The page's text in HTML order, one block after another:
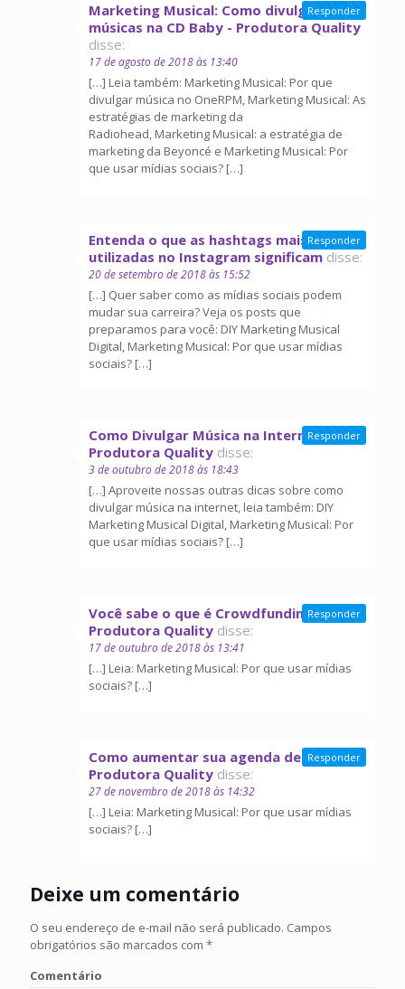
Marketing Musical: Como divulgar
músicas na CD Baby - Produtora Quality
disse:
17 de agosto de 2018 às 13:40
[…] Leia também: Marketing Musical: Por que
divulgar música no OneRPM, Marketing Musical: As
estratégias de marketing da
Radiohead, Marketing Musical: a estratégia de
marketing da Beyoncé e Marketing Musical: Por
que usar mídias sociais? […]
Responder
Entenda o que as hashtags mais
utilizadas no Instagram significam disse:
20 de setembro de 2018 às 15:52
[…] Quer saber como as mídias sociais podem
mudar sua carreira? Veja os posts que
preparamos para você: DIY Marketing Musical
Digital, Marketing Musical: Por que usar mídias
sociais? […]
Responder
Como Divulgar Música na Internet -
Produtora Quality disse:
3 de outubro de 2018 às 18:43
[…] Aproveite nossas outras dicas sobre como
divulgar música na internet, leia também: DIY
Marketing Musical Digital, Marketing Musical: Por
que usar mídias sociais? […]
Responder
Você sabe o que é Crowdfunding? |
Produtora Quality disse:
17 de outubro de 2018 às 13:41
[…] Leia: Marketing Musical: Por que usar mídias
sociais? […]
Responder
Como aumentar sua agenda de shows |
Produtora Quality disse:
27 de novembro de 2018 às 14:32
[…] Leia: Marketing Musical: Por que usar mídias
sociais? […]
Responder
Deixe um comentário
O seu endereço de e-mail não será publicado. Campos
obrigatórios são marcados com *
Comentário